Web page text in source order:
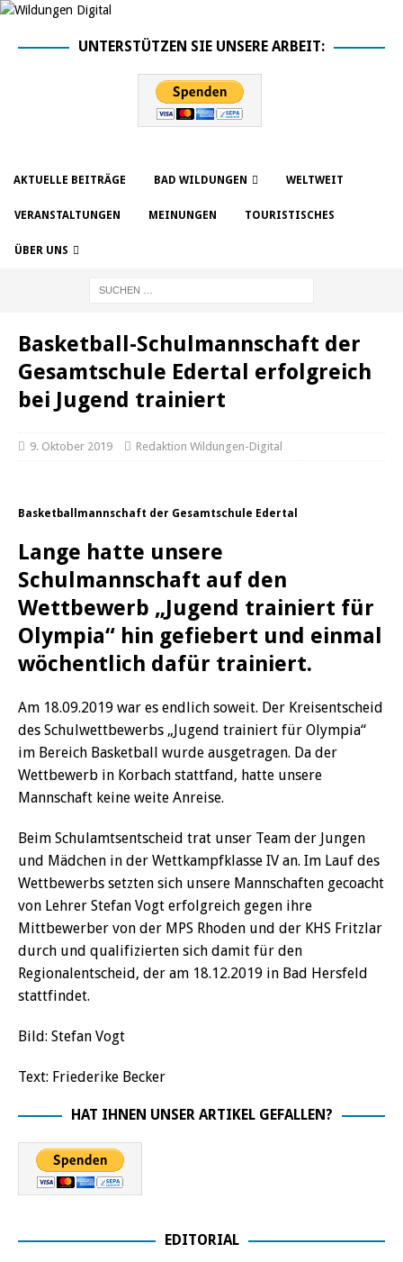
UNTERSTÜTZEN SIE UNSERE ARBEIT:
AKTUELLE BEITRÄGE BAD WILDUNGEN WELTWEIT
VERANSTALTUNGEN MEINUNGEN TOURISTISCHES
ÜBER UNS
Basketball-Schulmannschaft der
Gesamtschule Edertal erfolgreich
bei Jugend trainiert
9. Oktober 2019 Redaktion Wildungen-Digital
Basketballmannschaft der Gesamtschule Edertal
Lange hatte unsere
Schulmannschaft auf den
Wettbewerb „Jugend trainiert für
Olympia“ hin gefiebert und einmal
wöchentlich dafür trainiert.
Am 18.09.2019 war es endlich soweit. Der Kreisentscheid
des Schulwettbewerbs „Jugend trainiert für Olympia“
im Bereich Basketball wurde ausgetragen. Da der
Wettbewerb in Korbach stattfand, hatte unsere
Mannschaft keine weite Anreise.
Beim Schulamtsentscheid trat unser Team der Jungen
und Mädchen in der Wettkampfklasse IV an. Im Lauf des
Wettbewerbs setzten sich unsere Mannschaften gecoacht
von Lehrer Stefan Vogt erfolgreich gegen ihre
Mittbewerber von der MPS Rhoden und der KHS Fritzlar
durch und qualifizierten sich damit für den
Regionalentscheid, der am 18.12.2019 in Bad Hersfeld
stattfindet.
Bild: Stefan Vogt
Text: Friederike Becker
HAT IHNEN UNSER ARTIKEL GEFALLEN?
EDITORIAL